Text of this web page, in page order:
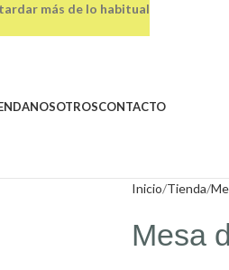
NOSOTROSCONTACTO
Inicio Tienda
Mesa
más de lo habitual